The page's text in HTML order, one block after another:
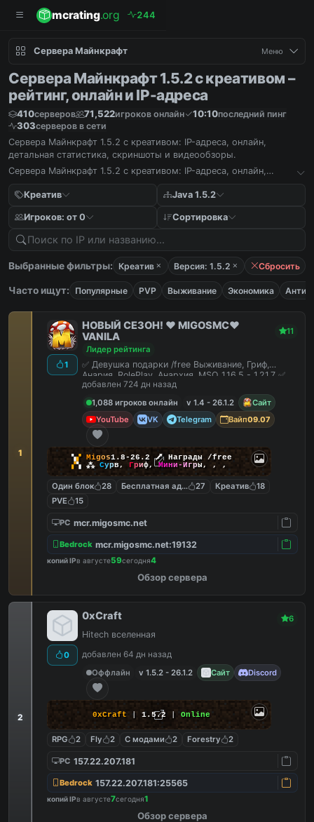
mcrating.org 244
Сервера Майнкрафт Меню
Сервера Майнкрафт 1.5.2 с креативом –
рейтинг, онлайн и IP-адреса
410серверов 71,522игроков онлайн 10:10последний пинг
303серверов в сети
Сервера Майнкрафт 1.5.2 с креативом: IP-адреса, онлайн,
детальная статистика, скриншоты и видеообзоры.
Сервера Майнкрафт 1.5.2 с креативом: IP-адреса, онлайн,
Креатив
Java 1.5.2
Игроков: от 0 Сортировка
Выбранные фильтры: Креатив Версия: 1.5.2 Сбросить
Часто ищут: Популярные PVP Выживание Экономика
1
1
НОВЫЙ СЕЗОН! ❤️ MIGOSMC❤️
VANILA
11
Лидер рейтинга
✅ Девушка подарки /free Выживание, Гриф,
Анария, RolePlay, Анархия, MSO 1.16.5 - 1.21.7 ✅
добавлен 724 дн назад
1,088 игроков онлайн
v 1.4 - 26.1.2
Сайт
YouTube
VK Telegram Вайп09.07
▚▞ Migos1.8-26.2🗡 Награды /free
▞▚ ⁂ Сурв, Гриф,Мини-Игры, , ,
Один блок 28 Бесплатная админка
27 Креатив
18
PVE
15
PC mcr.migosmc.net
Bedrock mcr.migosmc.net:19132
копий IPв августе59сегодня4
Обзор сервера
2
0
0xCraft 6
Hitech вселенная
добавлен 64 дн назад
Оффлайн
v 1.5.2 - 26.1.2 Сайт Discord
0xCraft | 1.5.2 | Online
RPG 2 Fly 2 С модами 2 Forestry 2
PC 157.22.207.181
Bedrock 157.22.207.181:25565
копий IPв августе7сегодня1
Обзор сервера